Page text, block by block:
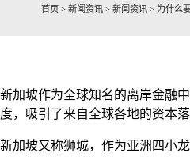
首页 > 新闻资讯 > 新闻资讯 > 为什么
新加坡作为全球知名的离岸金融
度，吸引了来自全球各地的资本
新加坡又称狮城，作为亚洲四小